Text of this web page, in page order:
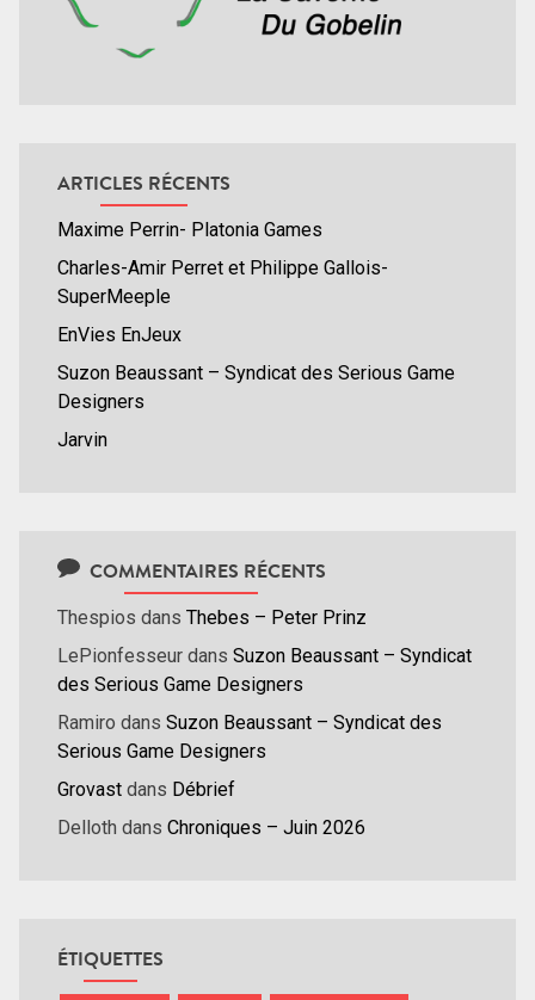
ARTICLES RÉCENTS
Maxime Perrin- Platonia Games
Charles-Amir Perret et Philippe Gallois-
SuperMeeple
EnVies EnJeux
Suzon Beaussant – Syndicat des Serious Game
Designers
Jarvin
COMMENTAIRES RÉCENTS
Thespios dans Thebes – Peter Prinz
LePionfesseur dans Suzon Beaussant – Syndicat
des Serious Game Designers
Ramiro dans Suzon Beaussant – Syndicat des
Serious Game Designers
Grovast dans Débrief
Delloth dans Chroniques – Juin 2026
ÉTIQUETTES